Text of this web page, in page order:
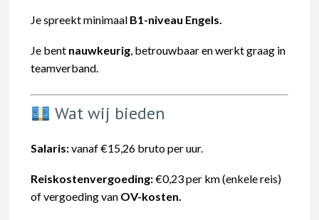
Je spreekt minimaal B1-niveau Engels.
Je bent nauwkeurig, betrouwbaar en werkt graag in
teamverband.
Wat wij bieden
Salaris:vanaf €15,26 bruto per uur.
Reiskostenvergoeding:€0,23 per km (enkele reis)
of vergoeding van OV-kosten.